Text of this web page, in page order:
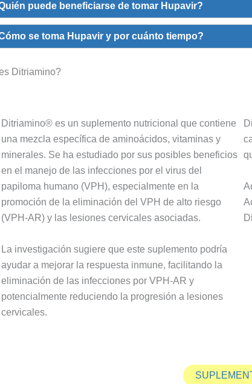
puede beneficiarse de tomar Hupavir?
se toma Hupavir y por cuánto tiempo?
Ditriamino?
Ditriamino® es un suplemento nutricional que contiene
una mezcla específica de aminoácidos, vitaminas y
minerales. Se ha estudiado por sus posibles beneficios
en el manejo de las infecciones por el virus del
papiloma humano (VPH), especialmente en la
promoción de la eliminación del VPH de alto riesgo
(VPH-AR) y las lesiones cervicales asociadas.
La investigación sugiere que este suplemento podría
ayudar a mejorar la respuesta inmune, facilitando la
eliminación de las infecciones por VPH-AR y
potencialmente reduciendo la progresión a lesiones
cervicales.